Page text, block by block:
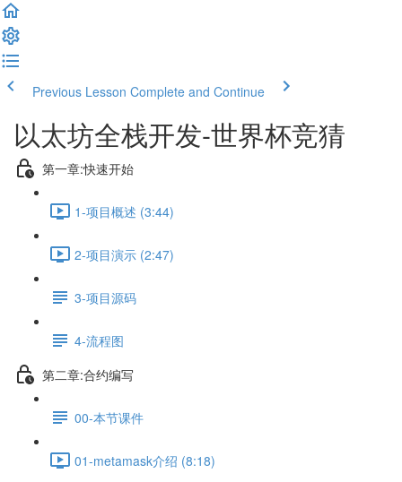
Previous Lesson Complete and Continue
以太坊全栈开发-世界杯竞猜
第一章:快速开始
1-项目概述 (3:44)
2-项目演示 (2:47)
3-项目源码
4-流程图
第二章:合约编写
00-本节课件
01-metamask介绍 (8:18)